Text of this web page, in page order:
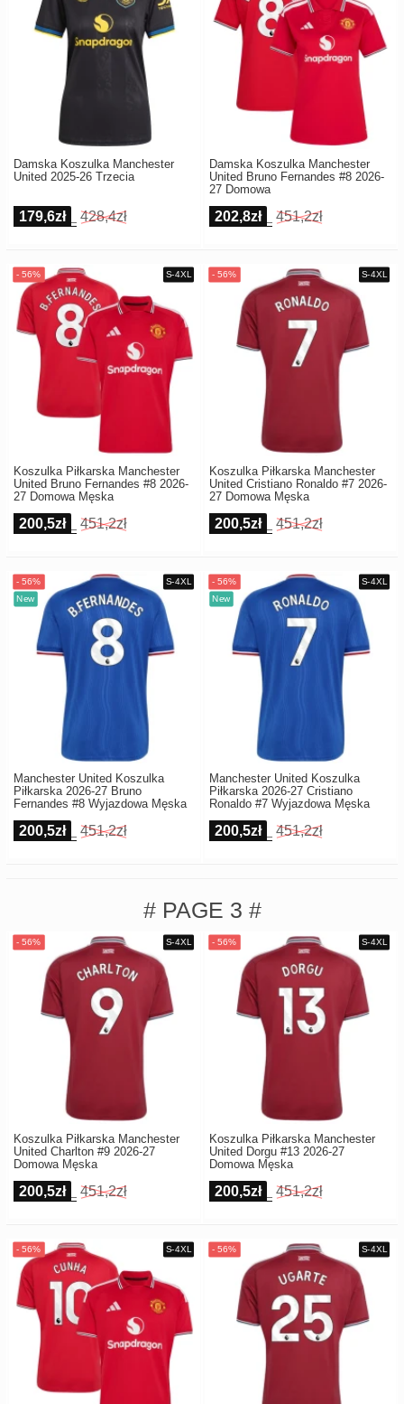
Damska Koszulka Manchester
United 2025-26 Trzecia
179,6zł 428,4zł
Damska Koszulka Manchester
United Bruno Fernandes #8 2026-
27 Domowa
202,8zł 451,2zł
Koszulka Piłkarska Manchester
United Bruno Fernandes #8 2026-
27 Domowa Męska
200,5zł 451,2zł
Koszulka Piłkarska Manchester
United Cristiano Ronaldo #7 2026-
27 Domowa Męska
200,5zł 451,2zł
Manchester United Koszulka
Piłkarska 2026-27 Bruno
Fernandes #8 Wyjazdowa Męska
200,5zł 451,2zł
Manchester United Koszulka
Piłkarska 2026-27 Cristiano
Ronaldo #7 Wyjazdowa Męska
200,5zł 451,2zł
# PAGE 3 #
Koszulka Piłkarska Manchester
United Charlton #9 2026-27
Domowa Męska
200,5zł 451,2zł
Koszulka Piłkarska Manchester
United Dorgu #13 2026-27
Domowa Męska
200,5zł 451,2zł